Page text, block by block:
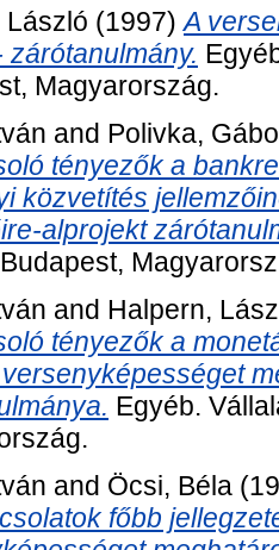
László (1997)A
zárótanulmány.
Magyarország.
and Polivka,
tényezők a
közvetítés
alprojekt
and Halpern,
tényezők a
Egyéb.
and Öcsi, Béla
főbb